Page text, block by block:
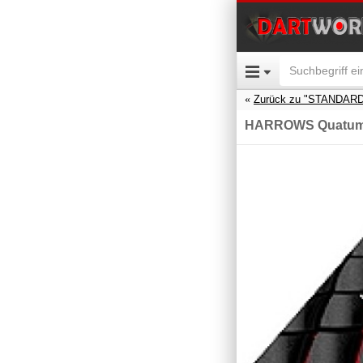
Zurück zu
HARROWS